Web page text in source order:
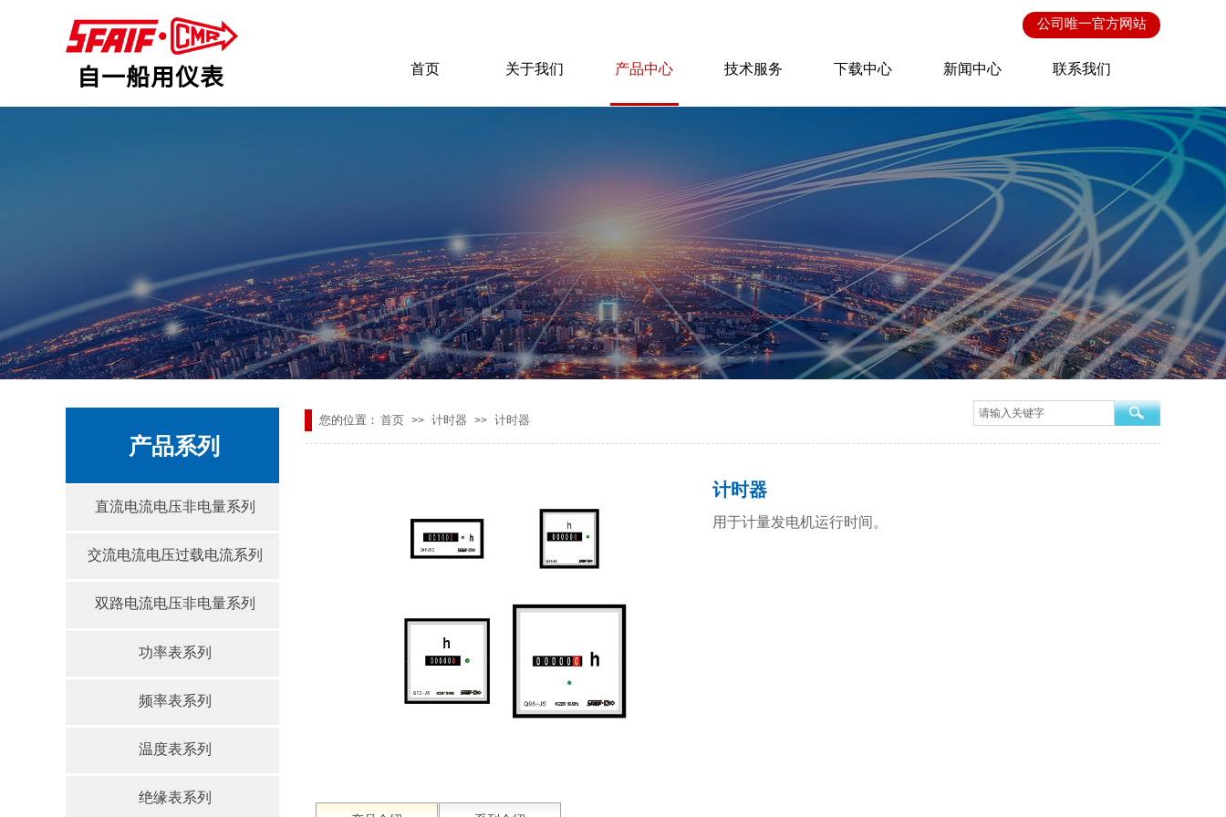
产品系列
您的位置： 首页 >> 计时器 >> 计时器
计时器
用于计量发电机运行时间。
直流电流电压非电量系列
交流电流电压过载电流系列
双路电流电压非电量系列
功率表系列
频率表系列
温度表系列
绝缘表系列
自一船用仪表 首页 关于我们 产品中心 技术服务 下载中心 新闻中心 联系我们
公司唯一官方网站